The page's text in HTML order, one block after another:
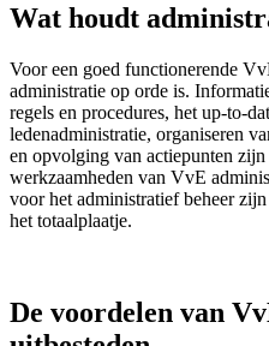
Wat houdt
Voor een goed functionerende
administratie op orde is.
regels en procedures, het up-to-
ledenadministratie, organiseren
en opvolging van actiepunten zijn
werkzaamheden van VvE
voor het administratief beheer
het totaalplaatje.
De voordelen van